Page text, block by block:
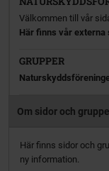
Välkommen till vår
Här finns vår externa
GRUPPER
Om sidor och
Här finns sidor och
ny information.